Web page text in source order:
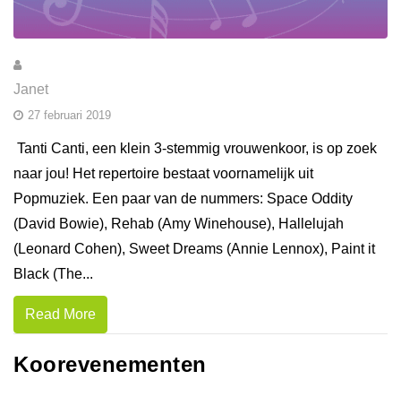
Janet
27 februari 2019
Tanti Canti, een klein 3-stemmig vrouwenkoor, is op zoek
naar jou! Het repertoire bestaat voornamelijk uit
Popmuziek. Een paar van de nummers: Space Oddity
(David Bowie), Rehab (Amy Winehouse), Hallelujah
(Leonard Cohen), Sweet Dreams (Annie Lennox), Paint it
Black (The...
Read More
Koorevenementen